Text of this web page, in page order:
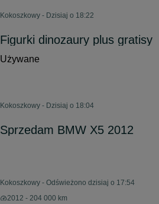
Kokoszkowy - Dzisiaj o 18:22
Figurki dinozaury plus gratisy
Używane
Kokoszkowy - Dzisiaj o 18:04
Sprzedam BMW X5 2012
Kokoszkowy - Odświeżono dzisiaj o 17:54
2012 - 204 000 km